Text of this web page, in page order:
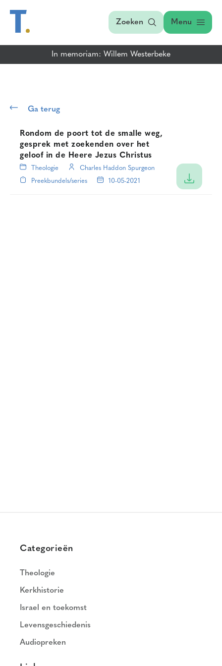
Zoeken Menu
In memoriam: Willem Westerbeke
Ga terug
Rondom de poort tot de smalle weg,
gesprek met zoekenden over het
geloof in de Heere Jezus Christus
Theologie
Charles Haddon Spurgeon
Preekbundels/series
10-05-2021
Categorieën
Theologie
Kerkhistorie
Israel en toekomst
Levensgeschiedenis
Audiopreken